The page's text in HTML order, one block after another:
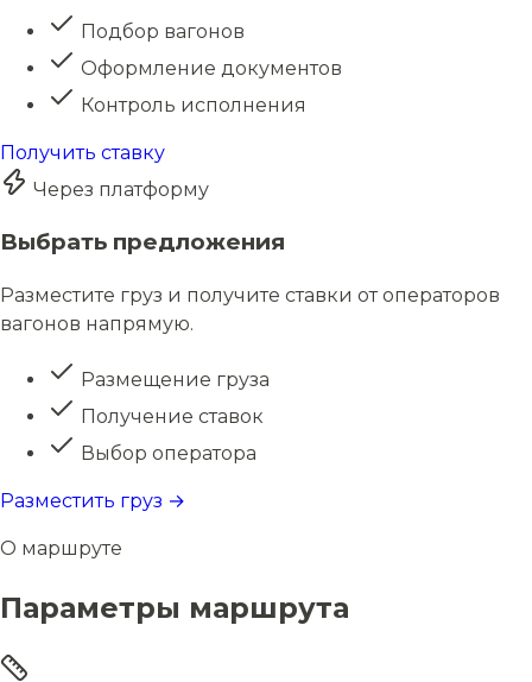
Подбор вагонов
Оформление документов
Контроль исполнения
Получить ставку
Через платформу
Выбрать предложения
Разместите груз и получите ставки от операторов
вагонов напрямую.
Размещение груза
Получение ставок
Выбор оператора
Разместить груз →
О маршруте
Параметры маршрута